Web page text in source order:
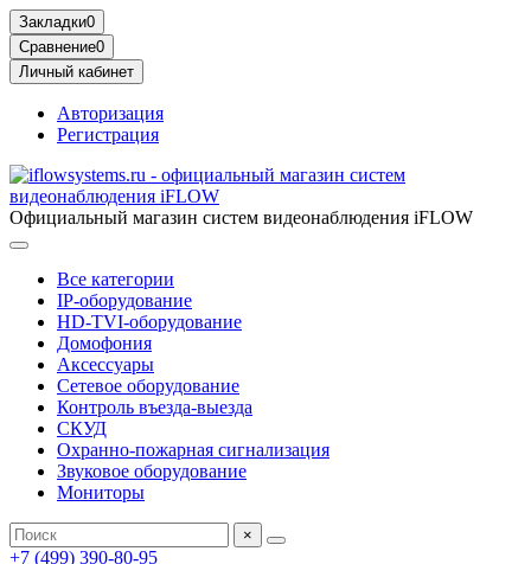
Закладки0
Сравнение0
Личный кабинет
Авторизация
Регистрация
Официальный магазин систем видеонаблюдения iFLOW
Все категории
IP-оборудование
HD-TVI-оборудование
Домофония
Аксессуары
Сетевое оборудование
Контроль въезда-выезда
СКУД
Охранно-пожарная сигнализация
Звуковое оборудование
Мониторы
×
+7 (499) 390-80-95